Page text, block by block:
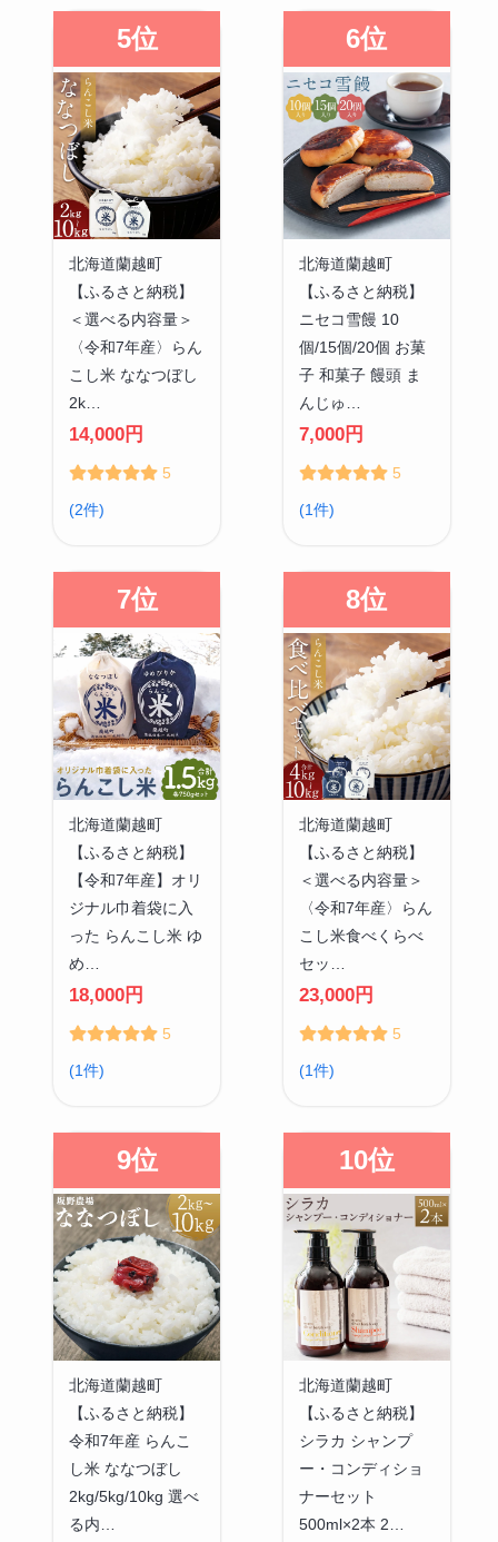
5位
北海道蘭越町
【ふるさと納税】
＜選べる内容量＞
〈令和7年産〉らん
こし米 ななつぼし
2k…
14,000円
5
(2件)
6位
北海道蘭越町
【ふるさと納税】
ニセコ雪饅 10
個/15個/20個 お菓
子 和菓子 饅頭 ま
んじゅ…
7,000円
5
(1件)
7位
北海道蘭越町
【ふるさと納税】
【令和7年産】オリ
ジナル巾着袋に入
った らんこし米 ゆ
め…
18,000円
5
(1件)
8位
北海道蘭越町
【ふるさと納税】
＜選べる内容量＞
〈令和7年産〉らん
こし米食べくらべ
セッ…
23,000円
5
(1件)
9位
北海道蘭越町
【ふるさと納税】
令和7年産 らんこ
し米 ななつぼし
2kg/5kg/10kg 選べ
る内…
10位
北海道蘭越町
【ふるさと納税】
シラカ シャンプ
ー・コンディショ
ナーセット
500ml×2本 2…